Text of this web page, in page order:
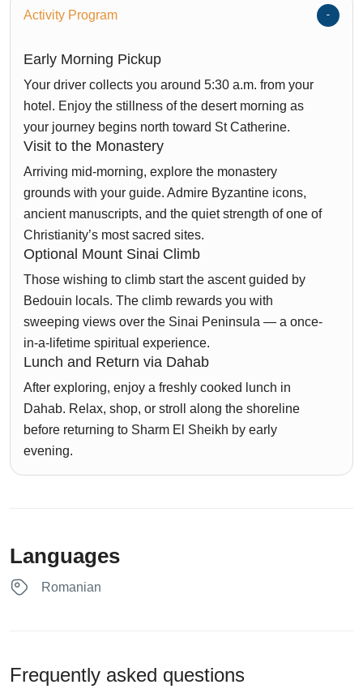
Activity Program
Early Morning Pickup
Your driver collects you around 5:30 a.m. from your
hotel. Enjoy the stillness of the desert morning as
your journey begins north toward St Catherine.
Visit to the Monastery
Arriving mid-morning, explore the monastery
grounds with your guide. Admire Byzantine icons,
ancient manuscripts, and the quiet strength of one of
Christianity’s most sacred sites.
Optional Mount Sinai Climb
Those wishing to climb start the ascent guided by
Bedouin locals. The climb rewards you with
sweeping views over the Sinai Peninsula — a once-
in-a-lifetime spiritual experience.
Lunch and Return via Dahab
After exploring, enjoy a freshly cooked lunch in
Dahab. Relax, shop, or stroll along the shoreline
before returning to Sharm El Sheikh by early
evening.
Languages
Romanian
Frequently asked questions